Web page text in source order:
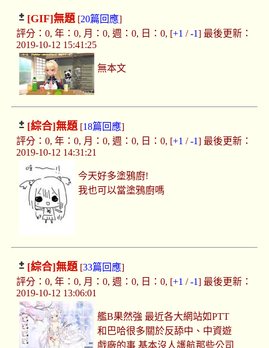
[GIF]無題[20篇回應]
評分：0, 年：0, 月：0, 週：0, 日：0, [+1 /-1] 最後更新：
2019-10-12 15:41:25
無本文
[綜合]無題[18篇回應]
評分：0, 年：0, 月：0, 週：0, 日：0, [+1 /-1] 最後更新：
2019-10-12 14:31:21
今天好多塗鴉廚!
我也可以當塗鴉廚嗎
[綜合]無題[33篇回應]
評分：0, 年：0, 月：0, 週：0, 日：0, [+1 /-1] 最後更新：
2019-10-12 13:06:01
艦B果然強 最近各大網站如PTT
和巴哈很多關於反舔中、中資遊
戲廠的事 基本沒人護航那些公司